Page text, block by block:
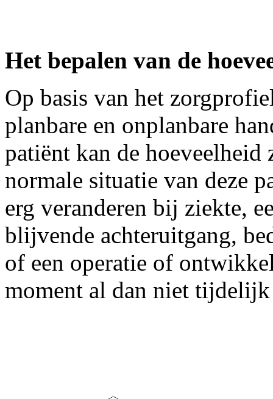
Het bepalen van de
Op basis van het
planbare en onplanbare
patiënt kan de
normale situatie van deze
erg veranderen bij ziekte,
blijvende achteruitgang,
of een operatie of
moment al dan niet tijdelijk